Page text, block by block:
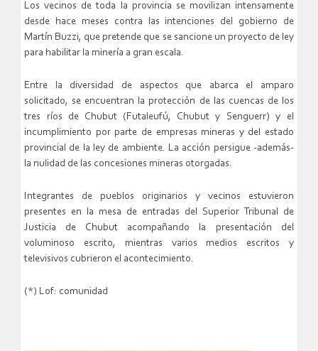
Los vecinos de toda la provincia se movilizan intensamente
desde hace meses contra las intenciones del gobierno de
Martín Buzzi, que pretende que se sancione un proyecto de ley
para habilitar la minería a gran escala.
Entre la diversidad de aspectos que abarca el amparo
solicitado, se encuentran la protección de las cuencas de los
tres ríos de Chubut (Futaleufú, Chubut y Senguerr) y el
incumplimiento por parte de empresas mineras y del estado
provincial de la ley de ambiente. La acción persigue -además-
la nulidad de las concesiones mineras otorgadas.
Integrantes de pueblos originarios y vecinos estuvieron
presentes en la mesa de entradas del Superior Tribunal de
Justicia de Chubut acompañando la presentación del
voluminoso escrito, mientras varios medios escritos y
televisivos cubrieron el acontecimiento.
(*) Lof: comunidad